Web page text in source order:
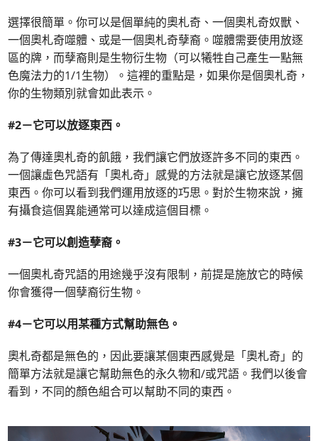
選擇很簡單。你可以是個單純的奧札奇、一個奧札奇奴獸、
一個奧札奇噬體、或是一個奧札奇孽裔。噬體需要使用放逐
區的牌，而孽裔則是生物衍生物（可以犧牲自己產生一點無
色魔法力的1/1生物）。這裡的重點是，如果你是個奧札奇，
你的生物類別就會如此表示。
#2－它可以放逐東西。
為了傳達奧札奇的飢餓，我們讓它們放逐許多不同的東西。
一個讓虛色咒語有「奧札奇」感覺的方法就是讓它放逐某個
東西。你可以看到我們運用放逐的巧思。對於生物來說，擁
有攝食這個異能通常可以達成這個目標。
#3－它可以創造孽裔。
一個奧札奇咒語的用途幾乎沒有限制，前提是施放它的時候
你會獲得一個孽裔衍生物。
#4－它可以用某種方式幫助無色。
奧札奇都是無色的，因此要讓某個東西感覺是「奧札奇」的
簡單方法就是讓它幫助無色的永久物和/或咒語。我們以後會
看到，不同的顏色組合可以幫助不同的東西。